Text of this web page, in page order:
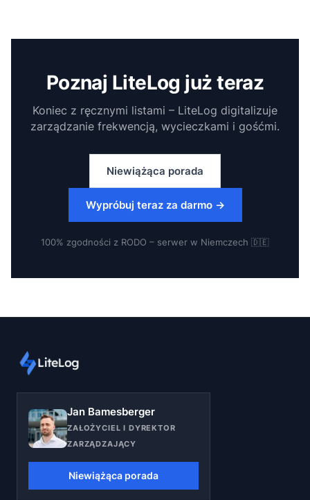
do ostatecznej konfiguracji.
Poznaj LiteLog już teraz
Koniec z ręcznymi listami – LiteLog digitalizuje
zarządzanie frekwencją, wycieczkami i gośćmi.
Niewiążąca porada
Wypróbuj teraz za darmo→
100% zgodności z RODO – serwer w Niemczech 🇩🇪
Jan Bamesberger
ZAŁOŻYCIEL I DYREKTOR
ZARZĄDZAJĄCY
Niewiążąca porada